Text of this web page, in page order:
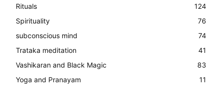
Rituals
124
Spirituality
76
subconscious mind
74
Trataka meditation
41
Vashikaran and Black Magic
83
Yoga and Pranayam
11